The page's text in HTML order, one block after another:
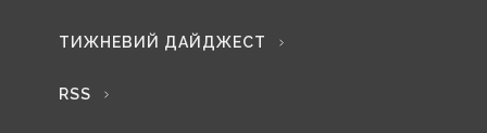
ТИЖНЕВИЙ ДАЙДЖЕСТ
RSS